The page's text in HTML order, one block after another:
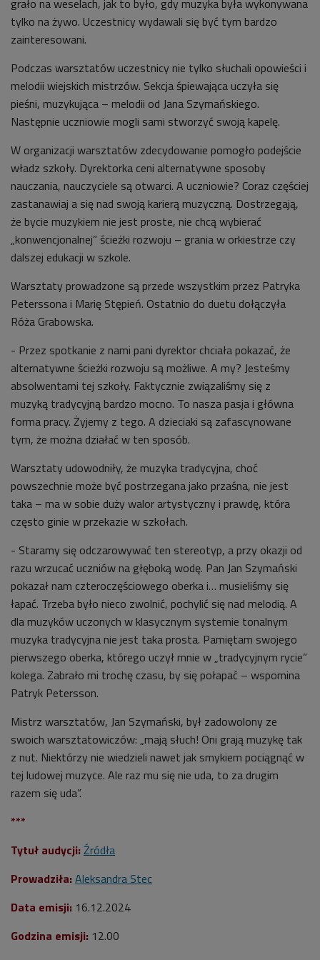
grało na weselach, jak to było, gdy muzyka była wykonywana
tylko na żywo. Uczestnicy wydawali się być tym bardzo
zainteresowani.
Podczas warsztatów uczestnicy nie tylko słuchali opowieści i
melodii wiejskich mistrzów. Sekcja śpiewająca uczyła się
pieśni, muzykująca – melodii od Jana Szymańskiego.
Następnie uczniowie mogli sami stworzyć swoją kapelę.
W organizacji warsztatów zdecydowanie pomogło podejście
władz szkoły. Dyrektorka ceni alternatywne sposoby
nauczania, nauczyciele są otwarci. A uczniowie? Coraz częściej
zastanawiaj a się nad swoją karierą muzyczną. Dostrzegają,
że bycie muzykiem nie jest proste, nie chcą wybierać
„konwencjonalnej” ścieżki rozwoju – grania w orkiestrze czy
dalszej edukacji w szkole.
Warsztaty prowadzone są przede wszystkim przez Patryka
Peterssona i Marię Stępień. Ostatnio do duetu dołączyła
Róża Grabowska.
- Przez spotkanie z nami pani dyrektor chciała pokazać, że
alternatywne ścieżki rozwoju są możliwe. A my? Jesteśmy
absolwentami tej szkoły. Faktycznie związaliśmy się z
muzyką tradycyjną bardzo mocno. To nasza pasja i główna
forma pracy. Żyjemy z tego. A dzieciaki są zafascynowane
tym, że można działać w ten sposób.
Warsztaty udowodniły, że muzyka tradycyjna, choć
powszechnie może być postrzegana jako przaśna, nie jest
taka – ma w sobie duży walor artystyczny i prawdę, która
często ginie w przekazie w szkołach.
- Staramy się odczarowywać ten stereotyp, a przy okazji od
razu wrzucać uczniów na głęboką wodę. Pan Jan Szymański
pokazał nam czteroczęściowego oberka i… musieliśmy się
łapać. Trzeba było nieco zwolnić, pochylić się nad melodią. A
dla muzyków uczonych w klasycznym systemie tonalnym
muzyka tradycyjna nie jest taka prosta. Pamiętam swojego
pierwszego oberka, którego uczył mnie w „tradycyjnym rycie”
kolega. Zabrało mi trochę czasu, by się połapać – wspomina
Patryk Petersson.
Mistrz warsztatów, Jan Szymański, był zadowolony ze
swoich warsztatowiczów: „mają słuch! Oni grają muzykę tak
z nut. Niektórzy nie wiedzieli nawet jak smykiem pociągnąć w
tej ludowej muzyce. Ale raz mu się nie uda, to za drugim
razem się uda”.
***
Tytuł audycji: Źródła
Prowadziła: Aleksandra Stec
Data emisji: 16.12.2024
Godzina emisji: 12.00